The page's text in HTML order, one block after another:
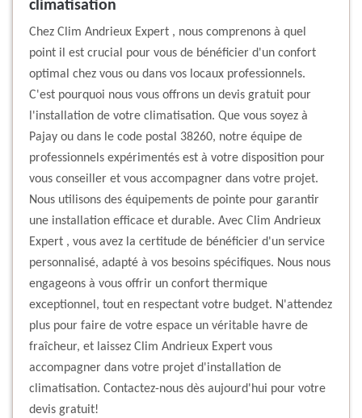
climatisation
Chez Clim Andrieux Expert , nous comprenons à quel
point il est crucial pour vous de bénéficier d'un confort
optimal chez vous ou dans vos locaux professionnels.
C'est pourquoi nous vous offrons un devis gratuit pour
l'installation de votre climatisation. Que vous soyez à
Pajay ou dans le code postal 38260, notre équipe de
professionnels expérimentés est à votre disposition pour
vous conseiller et vous accompagner dans votre projet.
Nous utilisons des équipements de pointe pour garantir
une installation efficace et durable. Avec Clim Andrieux
Expert , vous avez la certitude de bénéficier d'un service
personnalisé, adapté à vos besoins spécifiques. Nous nous
engageons à vous offrir un confort thermique
exceptionnel, tout en respectant votre budget. N'attendez
plus pour faire de votre espace un véritable havre de
fraîcheur, et laissez Clim Andrieux Expert vous
accompagner dans votre projet d'installation de
climatisation. Contactez-nous dès aujourd'hui pour votre
devis gratuit!